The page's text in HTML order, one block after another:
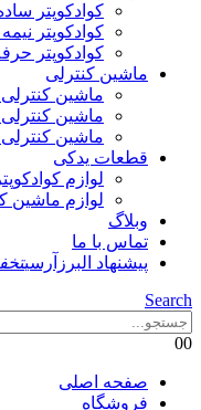
کوادکوپتر
کوادکوپتر
کوادکوپتر
ماشین کنترلی
ماشین
ماشین
ماشین
قطعات یدکی
لوازم کوادکوپتر
لوازم ماشین
وبلاگ
تماس با ما
پیشنهاد البرزآرسی
Search
00
صفحه اصلی
فروشگاه